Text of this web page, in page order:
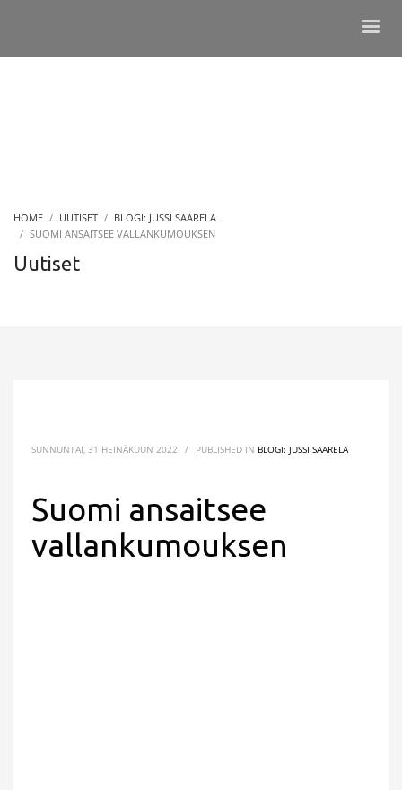
HOME UUTISET
BLOGI: JUSSI SAARELA
SUOMI ANSAITSEE VALLANKUMOUKSEN
Uutiset
SUNNUNTAI, 31 HEINÄKUUN 2022 / PUBLISHED IN BLOGI: JUSSI SAARELA
Suomi ansaitsee
vallankumouksen